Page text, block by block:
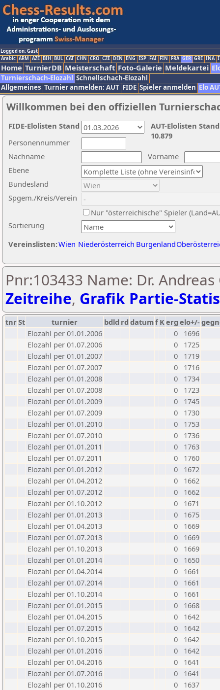
Logged on: Gast
Arabic ARM AZE BIH BUL CAT CHN CRO CZE DEN ENG ESP FAI FIN FRA GER GRE INA
Home TurnierDB Meisterschaft Foto-Galerie Meldekartei
Turnierschach-Elozahl Schnellschach-Elozahl
Allgemeines Turnier anmelden: AUT FIDE Spieler anmelden Elo
Willkommen bei den offiziellen
Nachname
Vorname
Ebene
Sortierung
Personennummer
Bundesland
Spgem./Kreis/Verein
Nur "österreichische" Spieler
Vereinslisten:Wien Niederösterreich Burgenland
AUT-Elolisten
10.879
FIDE-Elolisten Stand
Pnr:103433 Name: Dr. Andreas
Zeitreihe, Grafik Partie-
tnrSt turnier bdld rd datumf Kerg elo+/-
Elozahl per 01.01.2006
0
1696
Elozahl per 01.07.2006
0
1725
Elozahl per 01.01.2007
0
1719
Elozahl per 01.07.2007
0
1716
Elozahl per 01.01.2008
0
1734
Elozahl per 01.07.2008
0
1723
Elozahl per 01.01.2009
0
1745
Elozahl per 01.07.2009
0
1730
Elozahl per 01.01.2010
0
1753
Elozahl per 01.07.2010
0
1736
Elozahl per 01.01.2011
0
1763
Elozahl per 01.07.2011
0
1760
Elozahl per 01.01.2012
0
1672
Elozahl per 01.04.2012
0
1662
Elozahl per 01.07.2012
0
1662
Elozahl per 01.10.2012
0
1671
Elozahl per 01.01.2013
0
1675
Elozahl per 01.04.2013
0
1669
Elozahl per 01.07.2013
0
1669
Elozahl per 01.10.2013
0
1669
Elozahl per 01.01.2014
0
1650
Elozahl per 01.04.2014
0
1661
Elozahl per 01.07.2014
0
1661
Elozahl per 01.10.2014
0
1661
Elozahl per 01.01.2015
0
1668
Elozahl per 01.04.2015
0
1642
Elozahl per 01.07.2015
0
1642
Elozahl per 01.10.2015
0
1642
Elozahl per 01.01.2016
0
1642
Elozahl per 01.04.2016
0
1641
Elozahl per 01.07.2016
0
1641
Elozahl per 01.10.2016
0
1637